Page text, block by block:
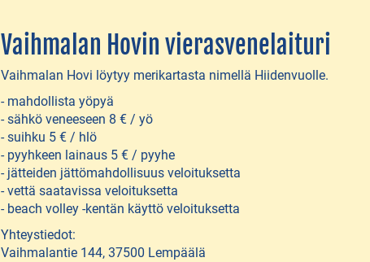
Vaihmalan Hovin vierasvenelaituri
Vaihmalan Hovi löytyy merikartasta nimellä Hiidenvuolle.
- mahdollista yöpyä
- sähkö veneeseen 8 € / yö
- suihku 5 € / hlö
- pyyhkeen lainaus 5 € / pyyhe
- jätteiden jättömahdollisuus veloituksetta
- vettä saatavissa veloituksetta
- beach volley -kentän käyttö veloituksetta
Yhteystiedot:
Vaihmalantie 144, 37500 Lempäälä